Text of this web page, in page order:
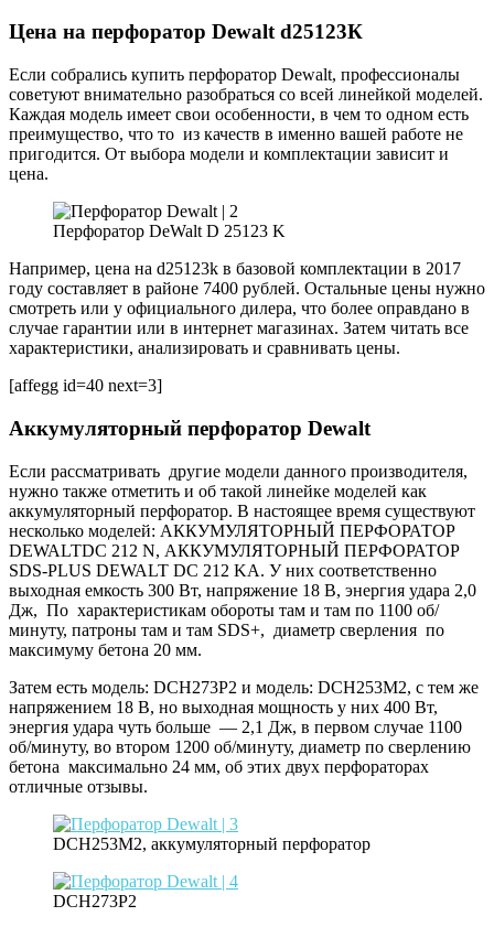
Цена на перфоратор Dewalt d25123К
Если собрались купить перфоратор Dewalt, профессионалы
советуют внимательно разобраться со всей линейкой моделей.
Каждая модель имеет свои особенности, в чем то одном есть
преимущество, что то из качеств в именно вашей работе не
пригодится. От выбора модели и комплектации зависит и
цена.
Перфоратор DeWalt D 25123 K
Например, цена на d25123k в базовой комплектации в 2017
году составляет в районе 7400 рублей. Остальные цены нужно
смотреть или у официального дилера, что более оправдано в
случае гарантии или в интернет магазинах. Затем читать все
характеристики, анализировать и сравнивать цены.
[affegg id=40 next=3]
Аккумуляторный перфоратор Dewalt
Если рассматривать другие модели данного производителя,
нужно также отметить и об такой линейке моделей как
аккумуляторный перфоратор. В настоящее время существуют
несколько моделей: АККУМУЛЯТОРНЫЙ ПЕРФОРАТОР
DEWALTDC 212 N, АККУМУЛЯТОРНЫЙ ПЕРФОРАТОР
SDS-PLUS DEWALT DC 212 KA. У них соответственно
выходная емкость 300 Вт, напряжение 18 В, энергия удара 2,0
Дж, По характеристикам обороты там и там по 1100 об/
минуту, патроны там и там SDS+, диаметр сверления по
максимуму бетона 20 мм.
Затем есть модель: DCH273P2 и модель: DCH253M2, с тем же
напряжением 18 В, но выходная мощность у них 400 Вт,
энергия удара чуть больше — 2,1 Дж, в первом случае 1100
об/минуту, во втором 1200 об/минуту, диаметр по сверлению
бетона максимально 24 мм, об этих двух перфораторах
отличные отзывы.
DCH253M2, аккумуляторный перфоратор
DCH273P2